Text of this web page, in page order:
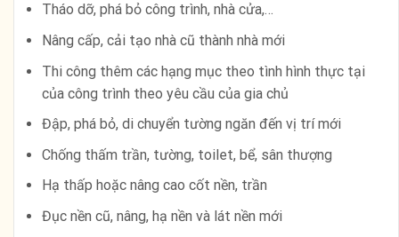
Tháo dỡ, phá bỏ công trình, nhà cửa,…
Nâng cấp, cải tạo nhà cũ thành nhà mới
Thi công thêm các hạng mục theo tình hình thực tại
của công trình theo yêu cầu của gia chủ
Đập, phá bỏ, di chuyển tường ngăn đến vị trí mới
Chống thấm trần, tường, toilet, bể, sân thượng
Hạ thấp hoặc nâng cao cốt nền, trần
Đục nền cũ, nâng, hạ nền và lát nền mới